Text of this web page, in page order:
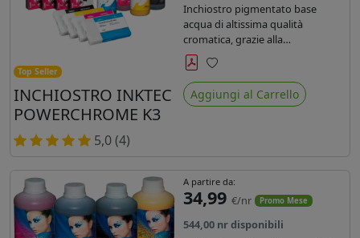
Top Seller
INCHIOSTRO INKTEC
POWERCHROME K3
5,0 (4)
Inchiostro pigmentato base
acqua di altissima qualità
cromatica, grazie alla
concentrazione di pigmenti
permette di realizzare stampe di
altissima qualità e ridurre la curva
colore fino ad un 20 % rispetto
Preferiti
Aggiungi al Carrello
A partire da:
34,99 €/nr Promo Mese
544,00 nr disponibili